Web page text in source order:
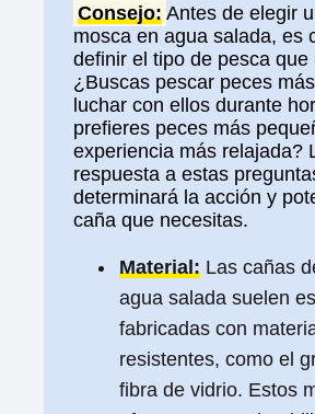
Consejo: Antes de elegir
mosca en agua salada, es
definir el tipo de pesca que
¿Buscas pescar peces
luchar con ellos durante
prefieres peces más
experiencia más relajada?
respuesta a estas
determinará la acción y
caña que necesitas.
Material: Las cañas
agua salada suelen
fabricadas con
resistentes, como el
fibra de vidrio. Estos